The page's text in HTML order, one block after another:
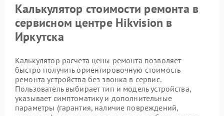
Калькулятор стоимости ремонта в
сервисном центре Hikvision в
Иркутска
Калькулятор расчета цены ремонта позволяет
быстро получить ориентировочную стоимость
ремонта устройства без звонка в сервис.
Пользователь выбирает тип и модель устройства,
указывает симптоматику и дополнительные
параметры (гарантия, наличие повреждений,